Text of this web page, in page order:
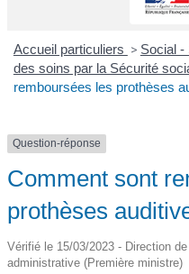
Accueil particuliers > Social -
des soins par la Sécurité
remboursées les prothèses
Question-réponse
Comment sont
prothèses
Vérifié le 15/03/2023 - Direction
administrative (Première ministre)